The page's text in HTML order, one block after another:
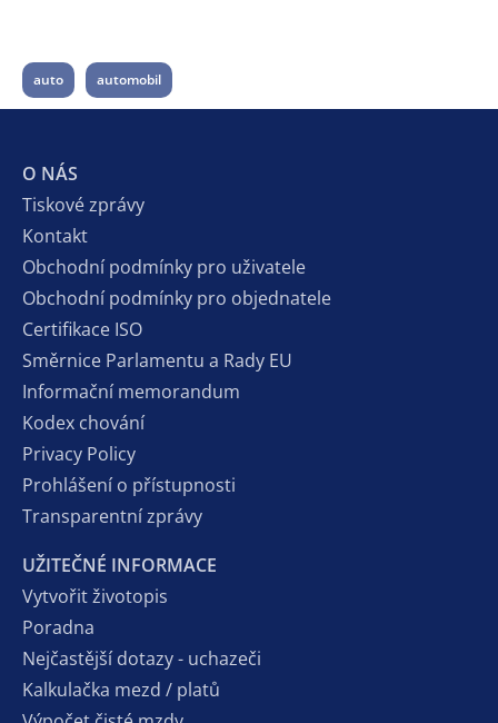
auto automobil
O NÁS
Tiskové zprávy
Kontakt
Obchodní podmínky pro uživatele
Obchodní podmínky pro objednatele
Certifikace ISO
Směrnice Parlamentu a Rady EU
Informační memorandum
Kodex chování
Privacy Policy
Prohlášení o přístupnosti
Transparentní zprávy
UŽITEČNÉ INFORMACE
Vytvořit životopis
Poradna
Nejčastější dotazy - uchazeči
Kalkulačka mezd / platů